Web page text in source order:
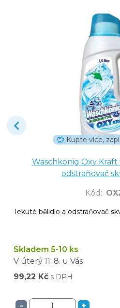
Kupte více,
Waschkonig Oxy
odstraňovač
Kód :
Tekuté bělidlo a odstraňovač
Skladem 5-10 ks
V úterý 11. 8. u Vás
99,22 Kč s DPH
- +